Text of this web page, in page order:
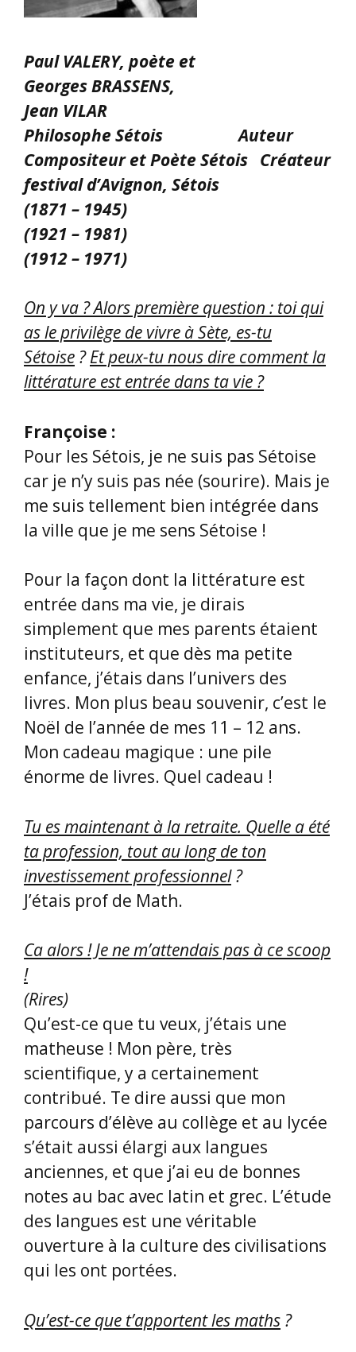
Paul VALERY, poète et
Georges BRASSENS,
Jean VILAR
Philosophe Sétois Auteur
Compositeur et Poète Sétois Créateur
festival d’Avignon, Sétois
(1871 – 1945)
(1921 – 1981)
(1912 – 1971)
On y va ? Alors première question : toi qui
as le privilège de vivre à Sète, es-tu
Sétoise ?Et peux-tu nous dire comment la
littérature est entrée dans ta vie ?
Françoise :
Pour les Sétois, je ne suis pas Sétoise
car je n’y suis pas née (sourire). Mais je
me suis tellement bien intégrée dans
la ville que je me sens Sétoise !
Pour la façon dont la littérature est
entrée dans ma vie, je dirais
simplement que mes parents étaient
instituteurs, et que dès ma petite
enfance, j’étais dans l’univers des
livres. Mon plus beau souvenir, c’est le
Noël de l’année de mes 11 – 12 ans.
Mon cadeau magique : une pile
énorme de livres. Quel cadeau !
Tu es maintenant à la retraite. Quelle a été
ta profession, tout au long de ton
investissement professionnel?
J’étais prof de Math.
Ca alors ! Je ne m’attendais pas à ce scoop
!
(Rires)
Qu’est-ce que tu veux, j’étais une
matheuse ! Mon père, très
scientifique, y a certainement
contribué. Te dire aussi que mon
parcours d’élève au collège et au lycée
s’était aussi élargi aux langues
anciennes, et que j’ai eu de bonnes
notes au bac avec latin et grec. L’étude
des langues est une véritable
ouverture à la culture des civilisations
qui les ont portées.
Qu’est-ce que t’apportent les maths ?